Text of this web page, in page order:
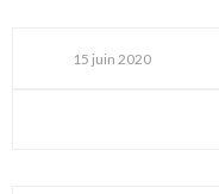
15 juin 2020